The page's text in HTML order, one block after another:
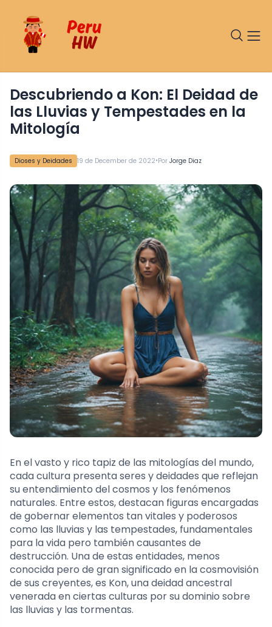
Dioses y Deidades 19 de December de 2022•Por Jorge Diaz
Descubriendo a Kon: El Deidad de
las Lluvias y Tempestades en la
Mitología
En el vasto y rico tapiz de las mitologías del mundo,
cada cultura presenta seres y deidades que reflejan
su entendimiento del cosmos y los fenómenos
naturales. Entre estos, destacan figuras encargadas
de gobernar elementos tan vitales y poderosos
como las lluvias y las tempestades, fundamentales
para la vida pero también causantes de
destrucción. Una de estas entidades, menos
conocida pero de gran significado en la cosmovisión
de sus creyentes, es Kon, una deidad ancestral
venerada en ciertas culturas por su dominio sobre
las lluvias y las tormentas.